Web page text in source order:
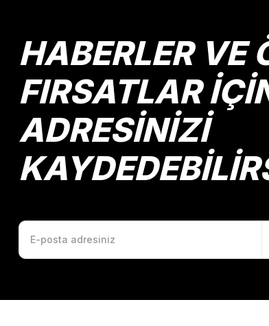
Ürün fiyatı diğer sitelerden daha pahalı.
Bu ürüne benzer farklı alternatifler olmalı.
HABERLER VE
FIRSATLAR
ADRESİNİZİ